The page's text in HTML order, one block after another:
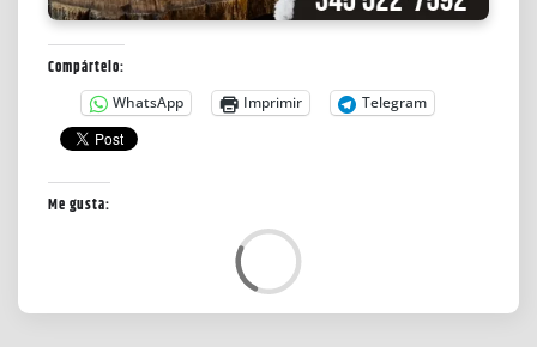
Compártelo:
WhatsApp Imprimir Telegram
Me gusta:
r